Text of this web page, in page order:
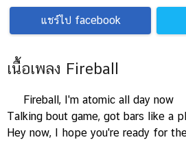
แชร์ไป facebook
เนื้อเพลง Fireball
Fireball, I'm atomic all day now
Talking bout game, got bars like a
Hey now, I hope you're ready for